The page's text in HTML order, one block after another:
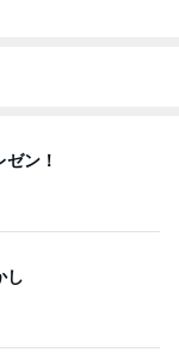
ン！
し